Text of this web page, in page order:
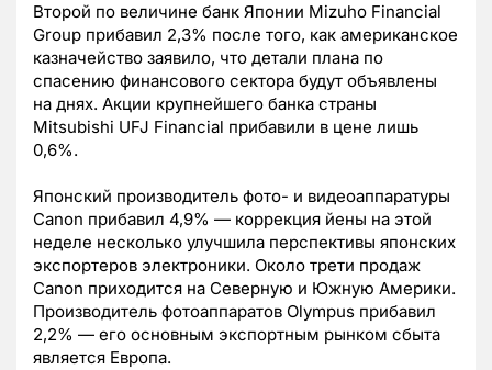
Второй по величине банк Японии Mizuho Financial
Group прибавил 2,3% после того, как американское
казначейство заявило, что детали плана по
спасению финансового сектора будут объявлены
на днях. Акции крупнейшего банка страны
Mitsubishi UFJ Financial прибавили в цене лишь
0,6%.
Японский производитель фото- и видеоаппаратуры
Canon прибавил 4,9% — коррекция йены на этой
неделе несколько улучшила перспективы японских
экспортеров электроники. Около трети продаж
Canon приходится на Северную и Южную Америки.
Производитель фотоаппаратов Olympus прибавил
2,2% — его основным экспортным рынком сбыта
является Европа.